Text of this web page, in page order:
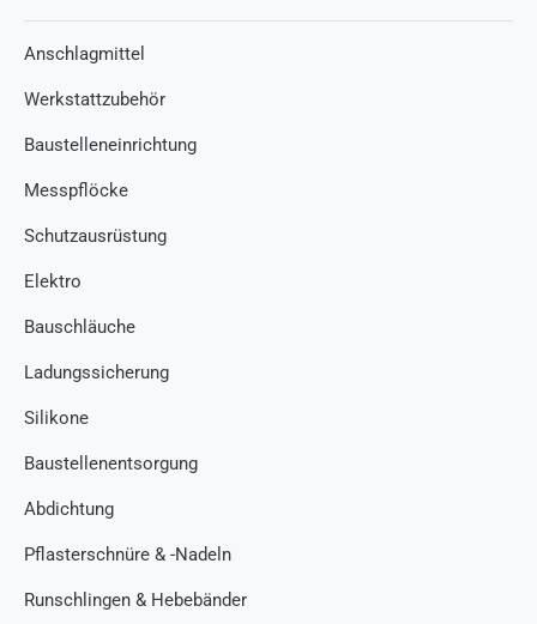
Anschlagmittel
Werkstattzubehör
Baustelleneinrichtung
Messpflöcke
Schutzausrüstung
Elektro
Bauschläuche
Ladungssicherung
Silikone
Baustellenentsorgung
Abdichtung
Pflasterschnüre & -Nadeln
Runschlingen & Hebebänder